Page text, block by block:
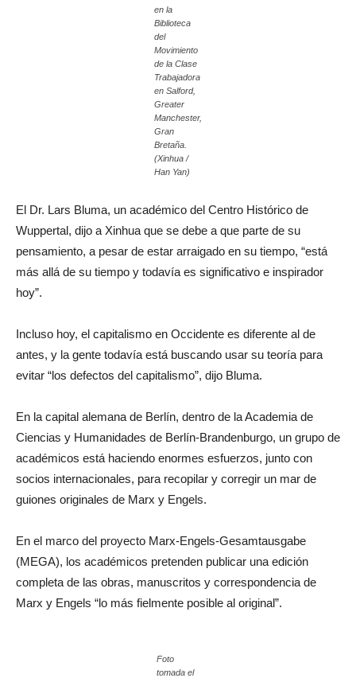
en la
Biblioteca
del
Movimiento
de la Clase
Trabajadora
en Salford,
Greater
Manchester,
Gran
Bretaña.
(Xinhua /
Han Yan)
El Dr. Lars Bluma, un académico del Centro Histórico de
Wuppertal, dijo a Xinhua que se debe a que parte de su
pensamiento, a pesar de estar arraigado en su tiempo, “está
más allá de su tiempo y todavía es significativo e inspirador
hoy”.
Incluso hoy, el capitalismo en Occidente es diferente al de
antes, y la gente todavía está buscando usar su teoría para
evitar “los defectos del capitalismo”, dijo Bluma.
En la capital alemana de Berlín, dentro de la Academia de
Ciencias y Humanidades de Berlín-Brandenburgo, un grupo de
académicos está haciendo enormes esfuerzos, junto con
socios internacionales, para recopilar y corregir un mar de
guiones originales de Marx y Engels.
En el marco del proyecto Marx-Engels-Gesamtausgabe
(MEGA), los académicos pretenden publicar una edición
completa de las obras, manuscritos y correspondencia de
Marx y Engels “lo más fielmente posible al original”.
Foto
tomada el